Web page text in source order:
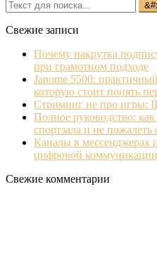
Свежие записи
Почему накрутка
при грамотном подходе
Janome 5500:
которую стоит понять
Стриминг не про игры:
Полное руководство:
спортзала и не пожалеть
Каналы в мессенджерах
цифровой коммуникации
Свежие комментарии